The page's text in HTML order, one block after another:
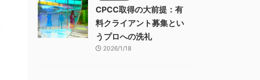
CPCC取得の大前提：有
料クライアント募集とい
うプロへの洗礼
2026/1/18